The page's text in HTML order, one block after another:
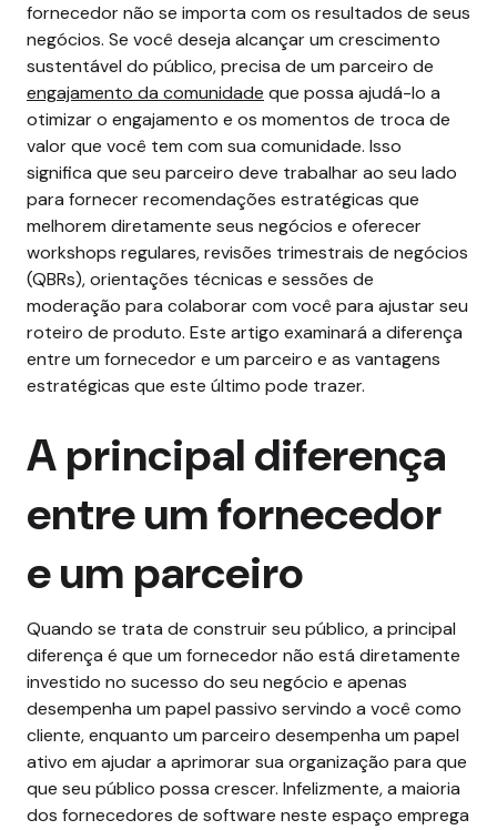
fornecedor não se importa com os resultados de seus
negócios. Se você deseja alcançar um crescimento
sustentável do público, precisa de um parceiro de
engajamento da comunidade que possa ajudá-lo a
otimizar o engajamento e os momentos de troca de
valor que você tem com sua comunidade. Isso
significa que seu parceiro deve trabalhar ao seu lado
para fornecer recomendações estratégicas que
melhorem diretamente seus negócios e oferecer
workshops regulares, revisões trimestrais de negócios
(QBRs), orientações técnicas e sessões de
moderação para colaborar com você para ajustar seu
roteiro de produto. Este artigo examinará a diferença
entre um fornecedor e um parceiro e as vantagens
estratégicas que este último pode trazer.
A principal diferença
entre um fornecedor
e um parceiro
Quando se trata de construir seu público, a principal
diferença é que um fornecedor não está diretamente
investido no sucesso do seu negócio e apenas
desempenha um papel passivo servindo a você como
cliente, enquanto um parceiro desempenha um papel
ativo em ajudar a aprimorar sua organização para que
que seu público possa crescer. Infelizmente, a maioria
dos fornecedores de software neste espaço emprega